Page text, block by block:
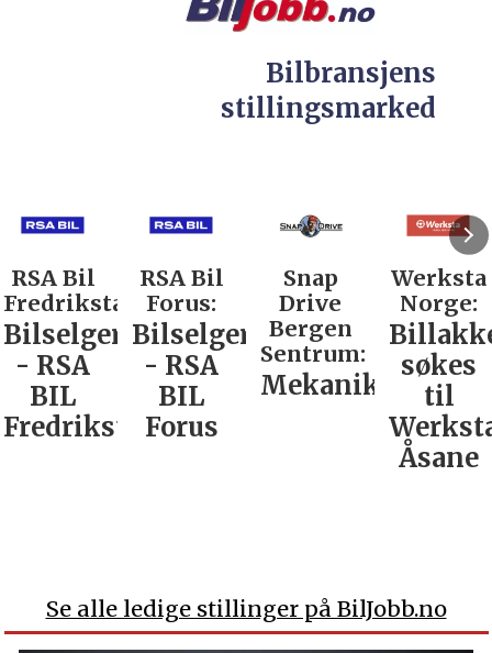
Bilbransjens
stillingsmarked
Bil
RSA Bil
Forus:
Bilselger
- RSA
BIL
Forus
Snap
Drive
Bergen
Sentrum:
Mekaniker
Werksta
Norge:
søkes
Werksta
Åsane
Se alle ledige stillinger på BilJobb.no